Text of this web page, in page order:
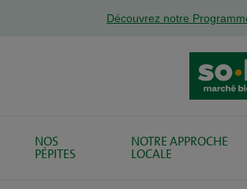
Découvrez notre
NOS
PÉPITES
NOTRE APPROCHE
LOCALE